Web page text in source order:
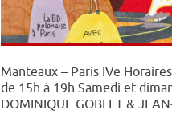
Manteaux – Paris IVe
de 15h à 19h Samedi et
DOMINIQUE GOBLET &